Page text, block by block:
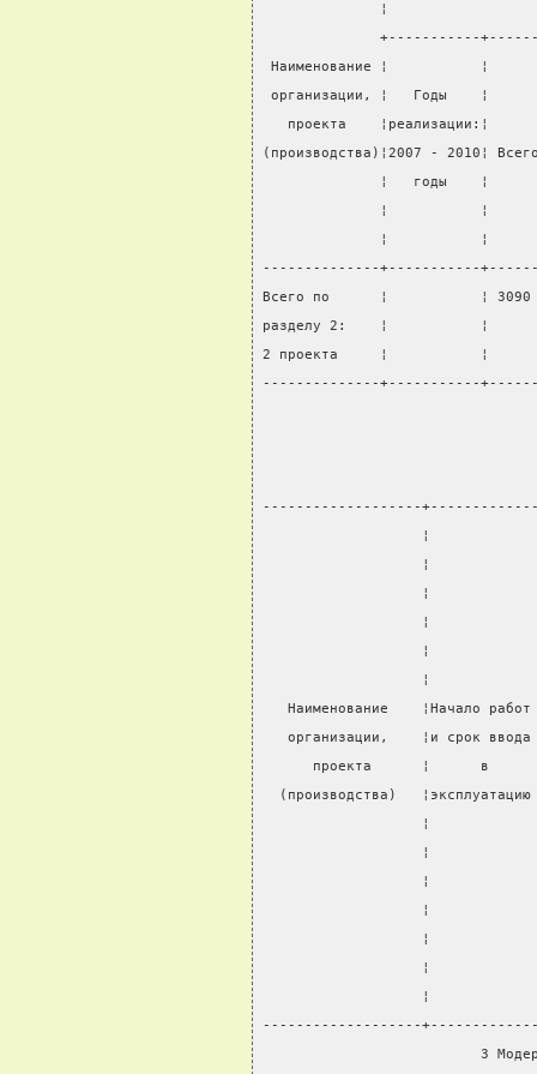
¦
+-----------
Наименование ¦           ¦
организации, ¦   Годы    ¦
проекта    ¦реализации:¦
(производства)¦2007 - 2010¦
¦   годы    ¦
¦           ¦
¦           ¦
--------------+-----------
Всего по      ¦           ¦
разделу 2:    ¦           ¦
2 проекта     ¦           ¦
--------------+-----------
-------------------
¦
¦
¦
¦
¦
¦
Наименование    ¦Начало
организации,    ¦и срок
проекта      ¦      в
(производства)
¦
¦
¦
¦
¦
¦
¦
-------------------
3